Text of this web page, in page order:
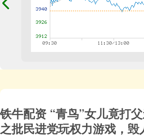
铁牛配资 “青鸟”女儿竟打
之批民进党玩权力游戏，毁